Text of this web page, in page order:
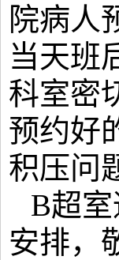
院病人
当天班
科室密
预约好
积压问
B超
安排，